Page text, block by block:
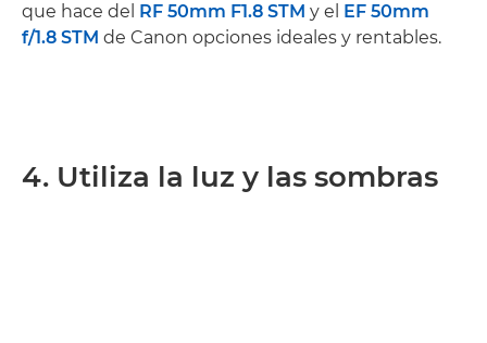
que hace del RF 50mm F1.8 STM y el EF 50mm
f/1.8 STM de Canon opciones ideales y rentables.
4. Utiliza la luz y las sombras